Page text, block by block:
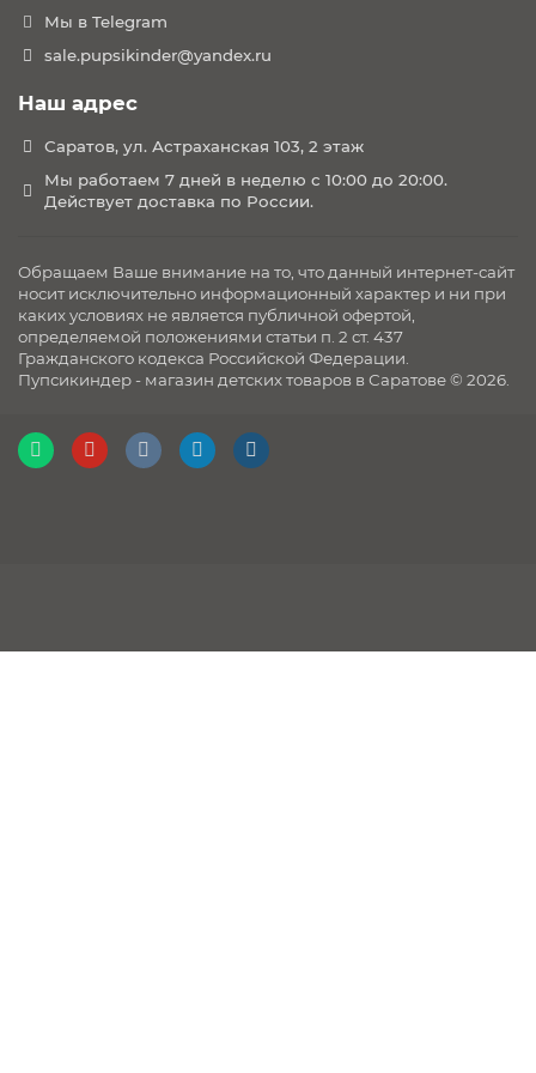
Мы в Telegram
sale.pupsikinder@yandex.ru
Наш адрес
Саратов, ул. Астраханская 103, 2 этаж
Мы работаем 7 дней в неделю с 10:00 до 20:00.
Действует доставка по России.
Обращаем Ваше внимание на то, что данный интернет-сайт
носит исключительно информационный характер и ни при
каких условиях не является публичной офертой,
определяемой положениями статьи п. 2 ст. 437
Гражданского кодекса Российской Федерации.
Пупсикиндер - магазин детских товаров в Саратове © 2026.